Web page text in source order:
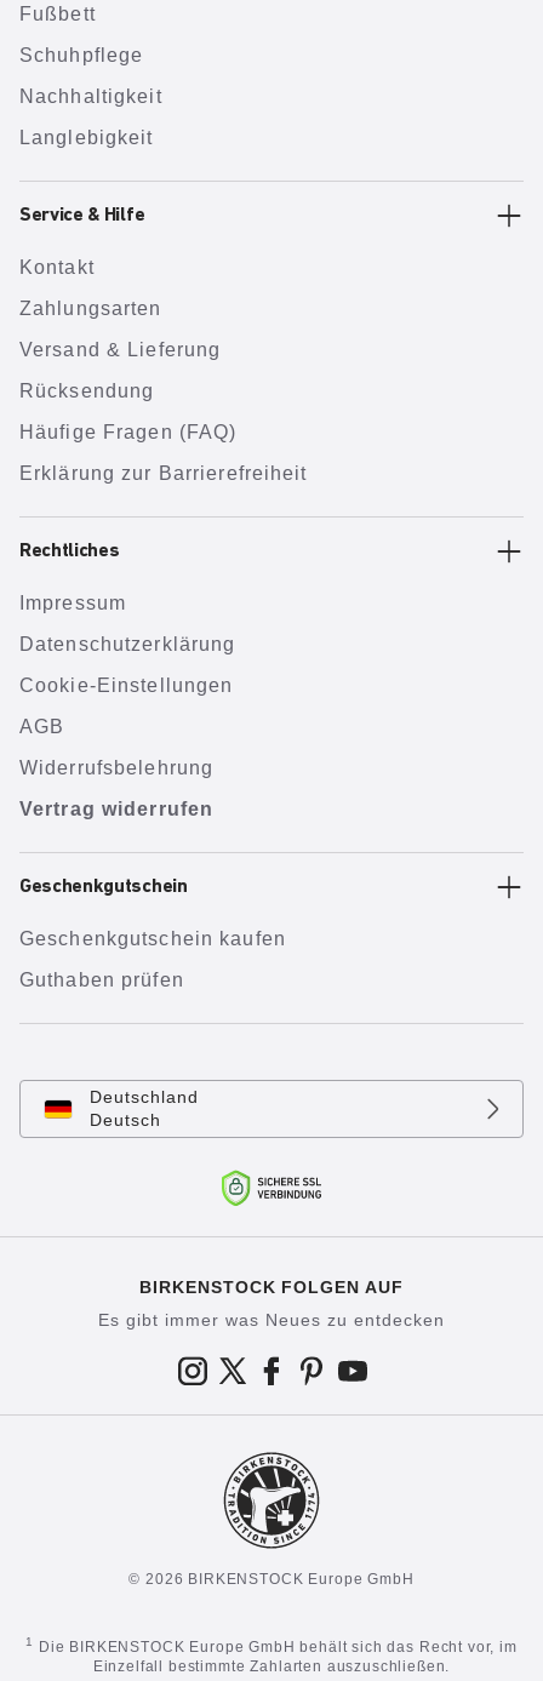
Fußbett
Schuhpflege
Nachhaltigkeit
Langlebigkeit
Service & Hilfe
Kontakt
Zahlungsarten
Versand & Lieferung
Rücksendung
Häufige Fragen (FAQ)
Erklärung zur Barrierefreiheit
Rechtliches
Impressum
Datenschutzerklärung
Cookie-Einstellungen
AGB
Widerrufsbelehrung
Vertrag widerrufen
Geschenkgutschein
Geschenkgutschein kaufen
Guthaben prüfen
Deutschland
Deutsch
BIRKENSTOCK FOLGEN AUF
Es gibt immer was Neues zu entdecken
© 2026 BIRKENSTOCK Europe GmbH
1
Die BIRKENSTOCK Europe GmbH behält sich das Recht vor, im
Einzelfall bestimmte Zahlarten auszuschließen.